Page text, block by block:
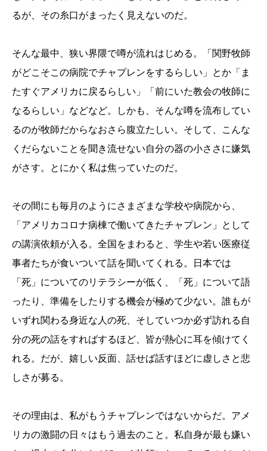
るが、その糸口がまったく見えないのだ。
そんな最中、狭い界隈で噂が流れはじめる。「関野牧師
がどこそこの病院でチャプレンをするらしい」とか「ま
たすぐアメリカに戻るらしい」「前にいた教会の牧師に
なるらしい」などなど。しかも、そんな噂を流布してい
るのが牧師だからなおさら腹立たしい。そして、こんな
くだらないことを聞き流せない自分の器の小ささに嫌気
がさす。とにかく私は焦っていたのだ。
その間にも毎月のようにさまざまな学校や病院から、
「アメリカコロナ病棟で働いてきたチャプレン」として
の講演依頼が入る。全国をまわると、学生や若い医療従
事者たちが食いついて話を聞いてくれる。日本では
「死」についてのリテラシーが低く、「死」について語
ったり、準備をしたりする機会が極めて少ない。誰もが
いずれ関わる身近な人の死、そしていつか必ず訪れる自
分の死の話をすればするほど、皆が熱心に耳を傾けてく
れる。だが、嬉しい反面、話せば話すほどに虚しさと悲
しさが募る。
その理由は、私がもうチャプレンではないからだ。アメ
リカの激闘の日々はもう過去のこと。私自身が最も嫌い